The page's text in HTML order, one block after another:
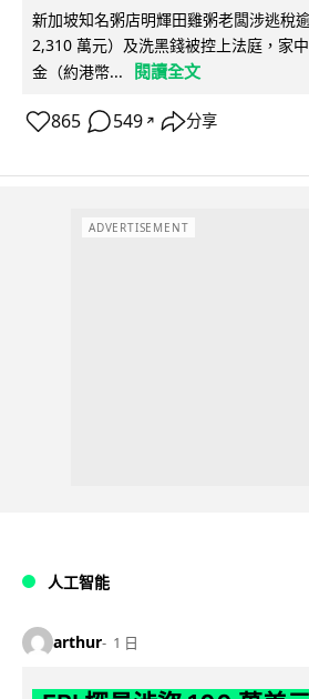
新加坡知名粥店明輝田雞粥老闆涉逃稅
2,310 萬元）及洗黑錢被控上法庭，家
金（約港幣...
閱讀全文
865 549 ↗ 分享
ADVERTISEMENT
人工智能
arthur 1 日